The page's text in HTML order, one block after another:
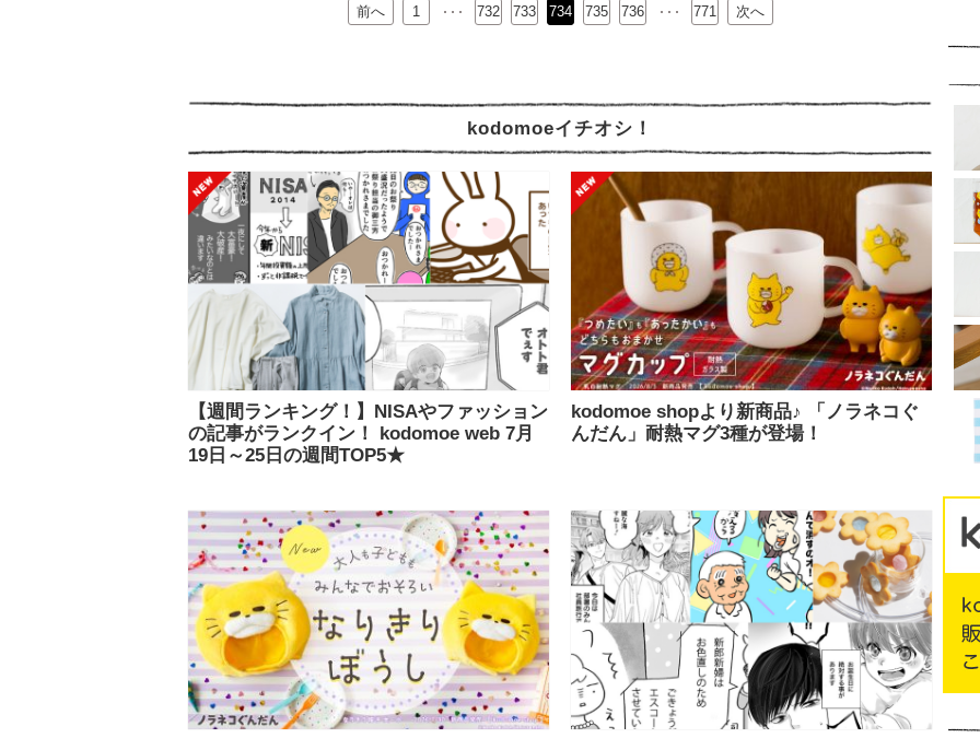
前へ 1 732 733 734 735 736
… 771 次へ
kodomoeイチオシ！
【週間ランキング！】NISAやファッション
の記事がランクイン！ kodomoe web 7月
19日～25日の週間TOP5★
kodomoe shopより新商品♪ 「ノラネコぐ
んだん」耐熱マグ3種が登場！